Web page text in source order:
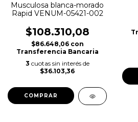
Musculosa blanca-morado
Rapid VENUM-05421-002
$108.310,08
$86.648,06 con
Transferencia Bancaria
3 cuotas sin interés de
$36.103,36
COMPRAR